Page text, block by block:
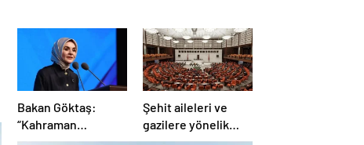
Bakan Göktaş:
“Kahraman
gazilerimizin
Şehit aileleri ve
gazilere yönelik
düzenleme teklifi